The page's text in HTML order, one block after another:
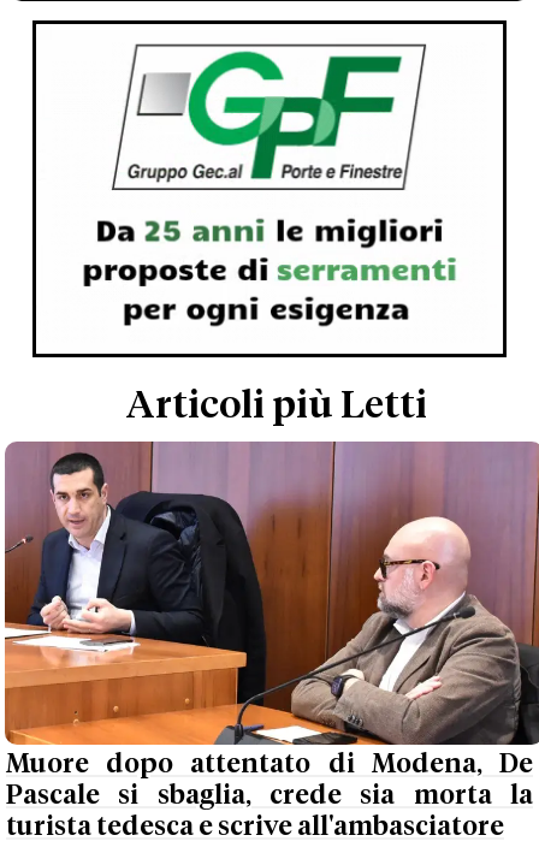
Articoli più Letti
Muore dopo attentato di Modena, De
Pascale si sbaglia, crede sia morta la
turista tedesca e scrive all'ambasciatore